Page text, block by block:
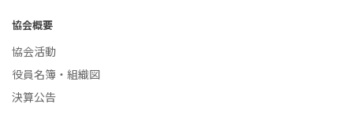
協会概要
協会活動
役員名簿・組織図
決算公告